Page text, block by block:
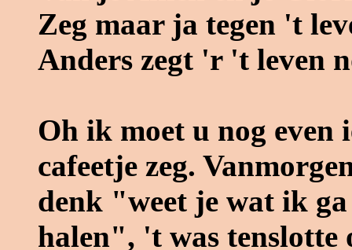
Zeg maar ja tegen 't
Anders zegt 'r 't leven
Oh ik moet u nog even
cafeetje zeg.
denk "weet je wat ik ga
halen", 't was tenslotte